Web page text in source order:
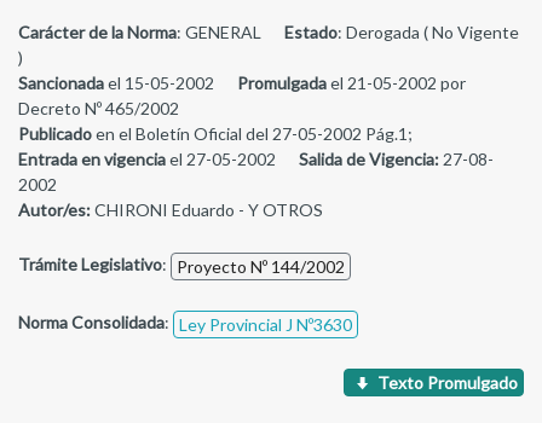
Carácter de la Norma: GENERAL Estado: Derogada ( No Vigente
)
Sancionadael 15-05-2002 Promulgadael 21-05-2002 por
Decreto Nº 465/2002
Publicadoen el Boletín Oficial del 27-05-2002 Pág.1;
Entrada en vigenciael 27-05-2002 Salida de Vigencia:27-08-
2002
Autor/es:CHIRONI Eduardo - Y OTROS
Trámite Legislativo: Proyecto Nº 144/2002
Norma Consolidada: Ley Provincial J Nº3630
Texto Promulgado